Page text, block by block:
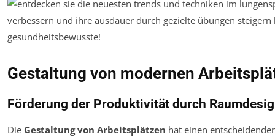
Gestaltung von modernen
Förderung der Produktivität durch
Die Gestaltung von Arbeitsplätzen hat einen